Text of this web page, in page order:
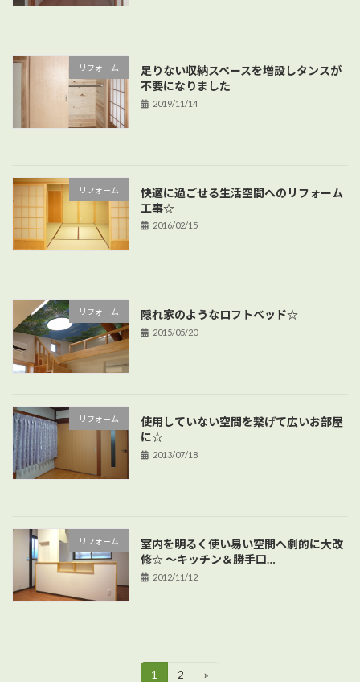
リフォーム
足りない収納スペースを増設しタンスが
不要になりました
2019/11/14
リフォーム
快適に過ごせる生活空間へのリフォーム
工事☆
2016/02/15
リフォーム 隠れ家のようなロフトベッド☆
2015/05/20
リフォーム
使用していない空間を繋げて広いお部屋
に☆
2013/07/18
リフォーム
室内を明るく使い易い空間へ劇的に大改
修☆ ～キッチン＆勝手口…
2012/11/12
固
1
固
2 »